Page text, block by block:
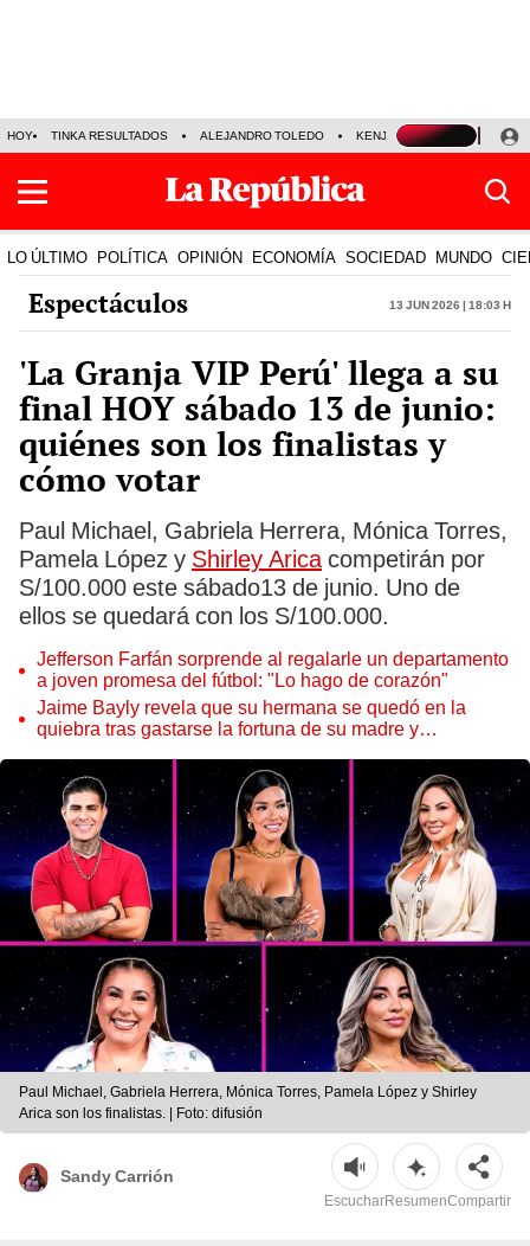
HOY TINKA RESULTADOS ALEJANDRO TOLEDO KENJI FUJIMORI
LO ÚLTIMO POLÍTICA OPINIÓN ECONOMÍA SOCIEDAD MUNDO
Espectáculos 13 Jun 2026 | 18:03 h
'La Granja VIP Perú' llega a su
final HOY sábado 13 de junio:
quiénes son los finalistas y
cómo votar
Paul Michael, Gabriela Herrera, Mónica Torres,
Pamela López y Shirley Aricacompetirán por
S/100.000 este sábado13 de junio. Uno de
ellos se quedará con los S/100.000.
Jefferson Farfán sorprende al regalarle un departamento
a joven promesa del fútbol: "Lo hago de corazón"
Jaime Bayly revela que su hermana se quedó en la
quiebra tras gastarse la fortuna de su madre y
Paul Michael, Gabriela Herrera, Mónica Torres, Pamela López y Shirley
Arica son los finalistas. | Foto: difusión
Sandy Carrión
EscucharResumenCompartir